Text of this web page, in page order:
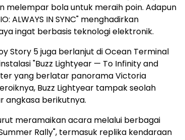
melempar bola untuk meraih poin. Adapun
ALWAYS IN SYNC" menghadirkan
ingat berbasis teknologi elektronik.
Story 5 juga berlanjut di Ocean Terminal
"Buzz Lightyear — To Infinity and
yang berlatar panorama Victoria
Buzz Lightyear tampak seolah
angkasa berikutnya.
meramaikan acara melalui berbagai
Rally", termasuk replika kendaraan